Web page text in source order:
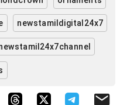
newstamildigital24x7